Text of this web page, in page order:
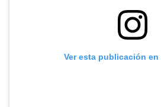
Ver esta publicación en